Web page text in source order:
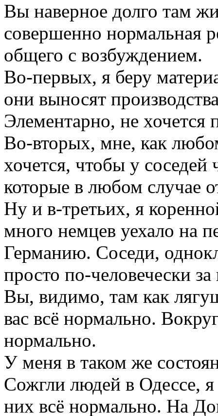
Вы наверное долго там
совершенно нормальная
общего с возбуждением.
Во-первых, я беру
они выносят
Элементарно, не хочется
Во-вторых, мне, как
хочется, чтобы у
которые в любом случае
Ну и в-третьих, я
много немцев уехало на
Германию. Соседи,
просто по-человечески
Вы, видимо, там как
вас всё нормально.
нормально.
У меня в таком же
Сожгли людей в Одессе,
них всё нормально. На